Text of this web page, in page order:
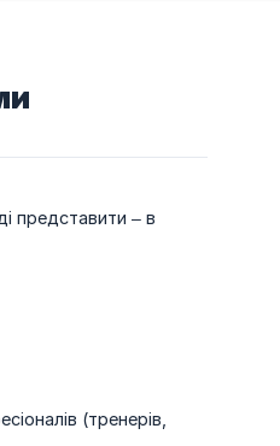
представити – в
(тренерів,